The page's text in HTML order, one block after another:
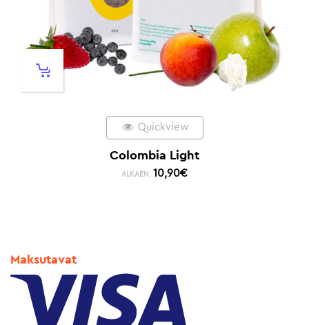
Quickview
Colombia Light
ALKAEN: 10,90€
Maksutavat